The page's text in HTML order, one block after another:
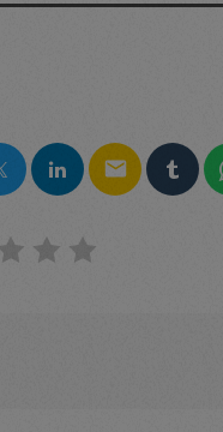
email